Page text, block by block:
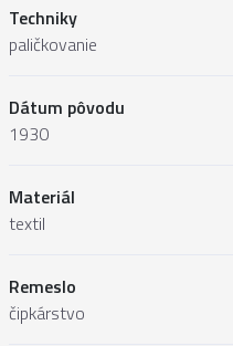
Techniky
paličkovanie
Dátum pôvodu
1930
Materiál
textil
Remeslo
čipkárstvo